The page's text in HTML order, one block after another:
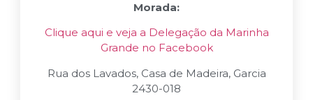
Morada:
Clique aqui e veja a Delegação da Marinha
Grande no Facebook
Rua dos Lavados, Casa de Madeira, Garcia
2430-018